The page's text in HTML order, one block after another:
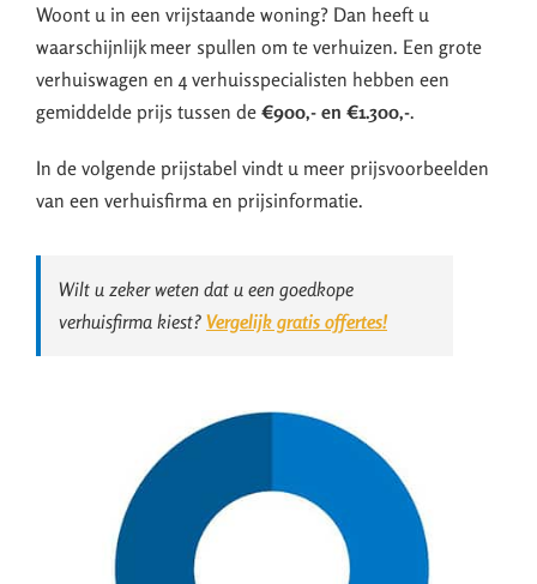
Woont u in een vrijstaande woning? Dan heeft u
waarschijnlijk meer spullen om te verhuizen. Een grote
verhuiswagen en 4 verhuisspecialisten hebben een
gemiddelde prijs tussen de €900,- en €1.300,-.
In de volgende prijstabel vindt u meer prijsvoorbeelden
van een verhuisfirma en prijsinformatie.
Wilt u zeker weten dat u een goedkope
verhuisfirma kiest? Vergelijk gratis offertes!